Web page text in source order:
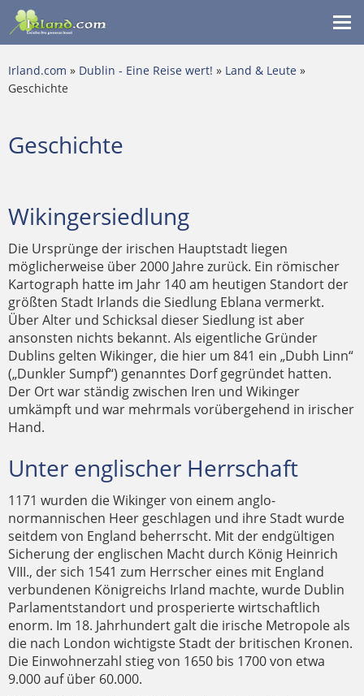
Irland.com » Dublin - Eine Reise wert! » Land & Leute »
Geschichte
Geschichte
Wikingersiedlung
Die Ursprünge der irischen Hauptstadt liegen
möglicherweise über 2000 Jahre zurück. Ein römischer
Kartograph hatte im Jahr 140 am heutigen Standort der
größten Stadt Irlands die Siedlung Eblana vermerkt.
Über Alter und Schicksal dieser Siedlung ist aber
ansonsten nichts bekannt. Als eigentliche Gründer
Dublins gelten Wikinger, die hier um 841 ein „Dubh Linn“
(„Dunkler Sumpf“) genanntes Dorf gegründet hatten.
Der Ort war ständig zwischen Iren und Wikinger
umkämpft und war mehrmals vorübergehend in irischer
Hand.
Unter englischer Herrschaft
1171 wurden die Wikinger von einem anglo-
normannischen Heer geschlagen und ihre Stadt wurde
seitdem von England beherrscht. Mit der endgültigen
Sicherung der englischen Macht durch König Heinrich
VIII., der sich 1541 zum Herrscher eines mit England
verbundenen Königreichs Irland machte, wurde Dublin
Parlamentstandort und prosperierte wirtschaftlich
enorm. Im 18. Jahrhundert galt die irische Metropole als
die nach London wichtigste Stadt der britischen Kronen.
Die Einwohnerzahl stieg von 1650 bis 1700 von etwa
9.000 auf über 60.000.